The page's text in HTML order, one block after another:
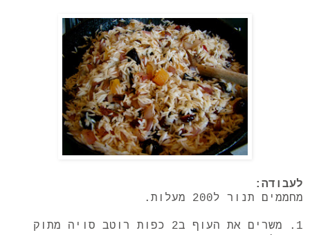
לעבודה:
מחממים תנור ל200 מעלות.
1. משרים את העוף ב2 כפות רוטב סויה מתוק